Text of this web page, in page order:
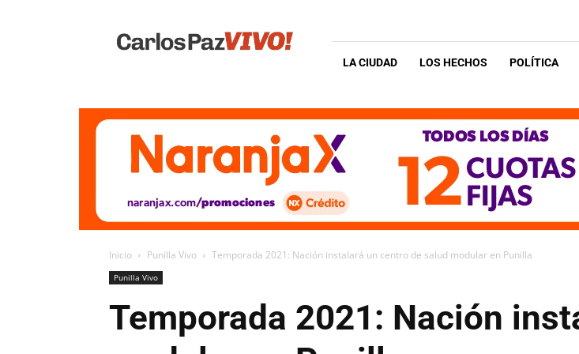
Vivo
LA CIUDAD LOS HECHOS POLÍTICA
Inicio Punilla Vivo Temporada 2021: Nación instalará un centro de salud modular en Punilla
Punilla Vivo
Temporada 2021: Nación